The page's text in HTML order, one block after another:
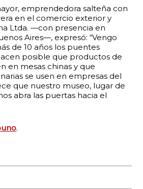
emprendedora salteña con
en el comercio exterior y
Ltda. —con presencia en
Aires—, expresó: “Vengo
de 10 años los puentes
posible que productos de
en mesas chinas y que
se usen en empresas del
que nuestro museo, lugar de
abra las puertas hacia el
.